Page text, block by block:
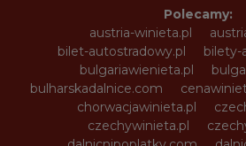
Polecamy:
austria-winieta.pl
bilet-autostradowy.pl
bilety-
bulgariawienieta.pl
bulharskadalnice.com
chorwacjawinieta.pl
czechywinieta.pl